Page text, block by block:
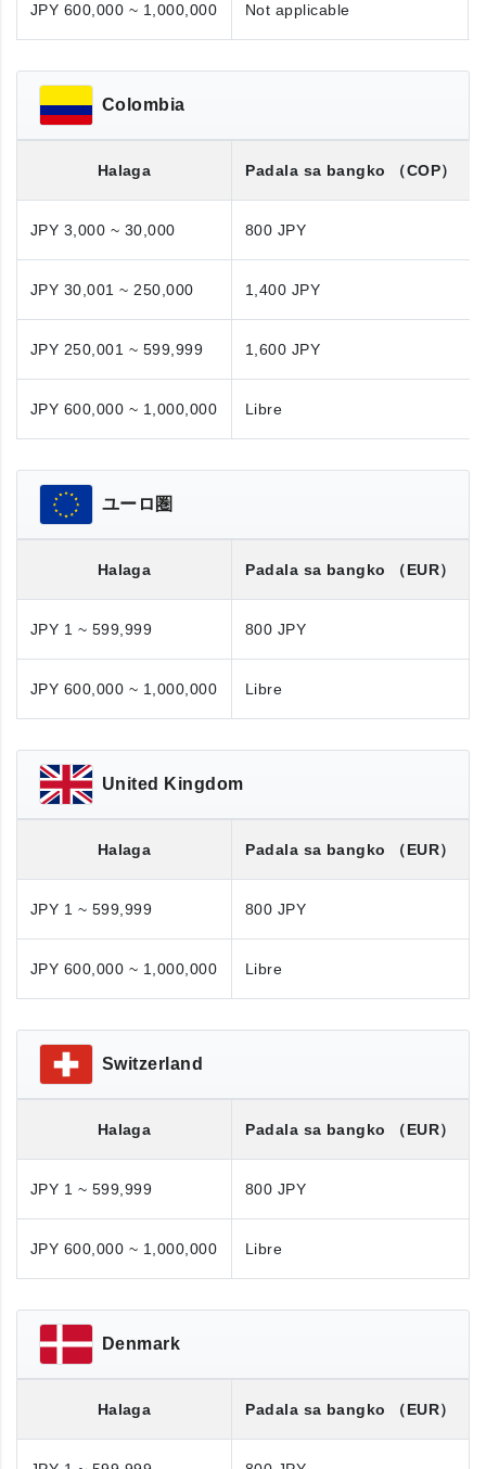
JPY 600,000 ~ 1,000,000 Not applicable
Colombia
Halaga Padala sa bangko （COP）
JPY 3,000 ~ 30,000 800 JPY
JPY 30,001 ~ 250,000 1,400 JPY
JPY 250,001 ~ 599,999 1,600 JPY
JPY 600,000 ~ 1,000,000 Libre
ユーロ圏
Halaga Padala sa bangko （EUR）
JPY 1 ~ 599,999 800 JPY
JPY 600,000 ~ 1,000,000 Libre
United Kingdom
Halaga Padala sa bangko （EUR）
JPY 1 ~ 599,999 800 JPY
JPY 600,000 ~ 1,000,000 Libre
Switzerland
Halaga Padala sa bangko （EUR）
JPY 1 ~ 599,999 800 JPY
JPY 600,000 ~ 1,000,000 Libre
Denmark
Halaga Padala sa bangko （EUR）